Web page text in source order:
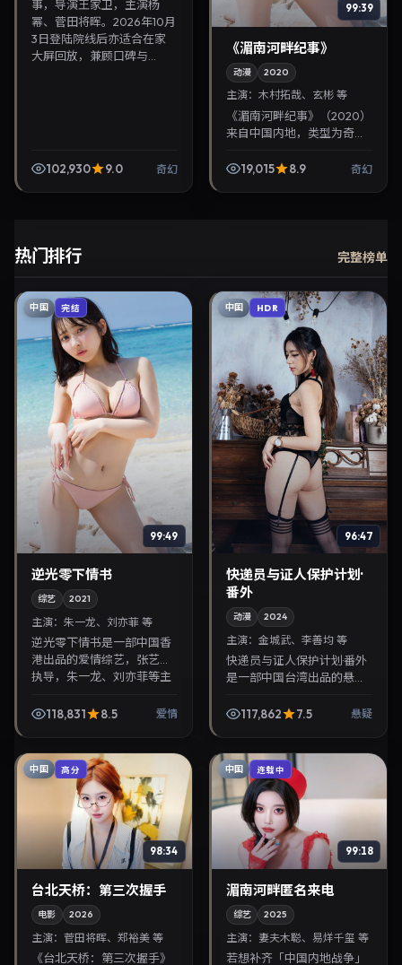
事，导演王家卫，主演杨
幂、菅田将晖。2026年10月
3日登陆院线后亦适合在家
大屏回放，兼顾口碑与...
102,930 9.0 奇幻
99:39
《湄南河畔纪事》
动漫 2020
主演：木村拓哉、玄彬 等
《湄南河畔纪事》（2020）
来自中国内地，类型为奇
哉、玄彬等参与演出。2020
19,015 8.9 奇幻
热门排行 完整榜单
中国 完结
99:49
逆光零下情书
综艺 2021
主演： 朱一龙、刘亦菲 等
逆光零下情书是一部中国香
港出品的爱情综艺，张艺谋
执导，朱一龙、刘亦菲等主
映。剧情围绕都市情感与悬
118,831 8.5 爱情
中国 HDR
96:47
快递员与证人保护计划·
番外
动漫 2024
主演：金城武、李善均 等
快递员与证人保护计划·番外
是一部中国台湾出品的悬疑
武、李善均等主演，2024年
117,862 7.5 悬疑
中国 高分
98:34
台北天桥：第三次握手
电影 2026
主演： 菅田将晖、郑裕美 等
《台北天桥：第三次握手》
中国 连载中
99:18
湄南河畔匿名来电
综艺 2025
主演：妻夫木聪、易烊千玺 等
若想补齐「中国内地战争」